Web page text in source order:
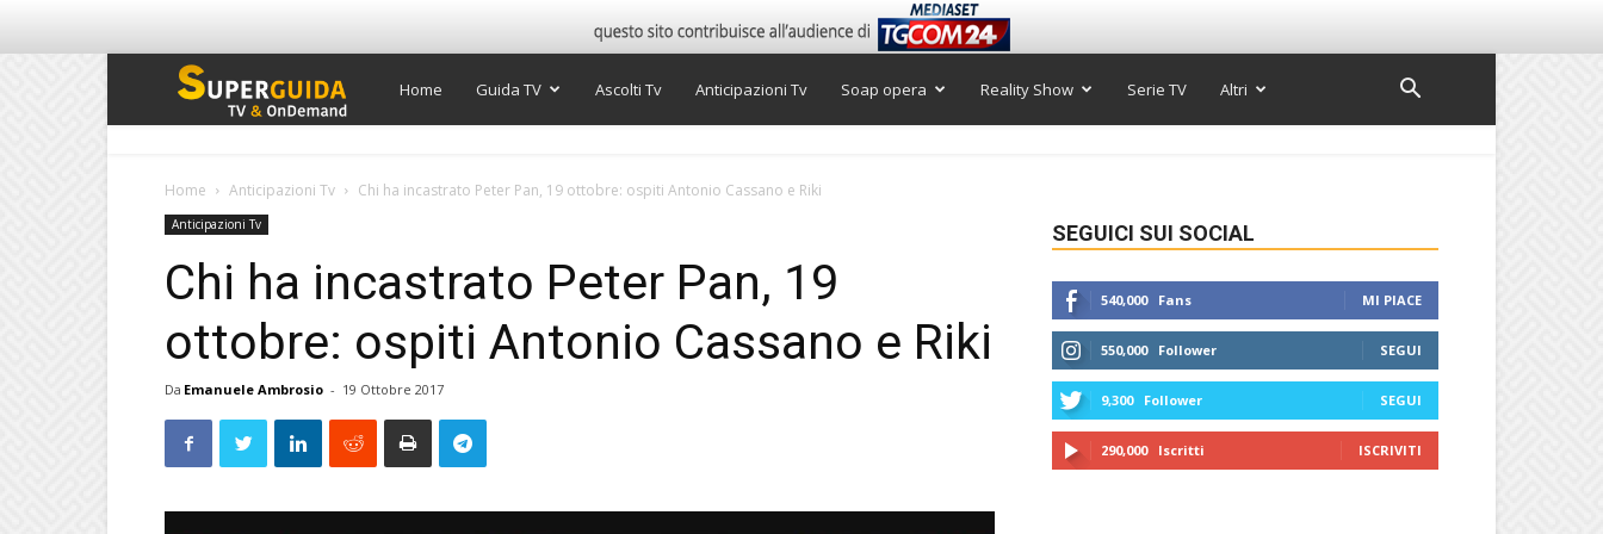
Super
Home Guida TV Ascolti Tv Anticipazioni Tv Soap opera Reality Show Serie TV Altri
Home Anticipazioni Tv Chi ha incastrato Peter Pan, 19 ottobre: ospiti Antonio Cassano e Riki
Anticipazioni Tv
Chi ha incastrato Peter Pan, 19
ottobre: ospiti Antonio Cassano e Riki
Da Emanuele Ambrosio - 19 Ottobre 2017
SEGUICI SUI SOCIAL
540,000 Fans MI PIACE
550,000 Follower SEGUI
9,300 Follower SEGUI
290,000 Iscritti ISCRIVITI